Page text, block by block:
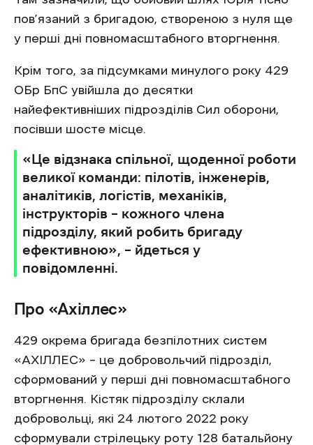
пов’язаний з бригадою, створеною з нуля ще
у перші дні повномасштабного вторгнення.
Крім того, за підсумками минулого року 429
ОБр БпС увійшла до десятки
найефективніших підрозділів Сил оборони,
посівши шосте місце.
«Це відзнака спільної, щоденної роботи
великої команди: пілотів, інженерів,
аналітиків, логістів, механіків,
інструкторів – кожного члена
підрозділу, який робить бригаду
ефективною», – йдеться у
повідомленні.
Про «Ахіллес»
429 окрема бригада безпілотних систем
«АХІЛЛЕС» – це добровольчий підрозділ,
сформований у перші дні повномасштабного
вторгнення. Кістяк підрозділу склали
добровольці, які 24 лютого 2022 року
сформували стрілецьку роту 128 батальйону